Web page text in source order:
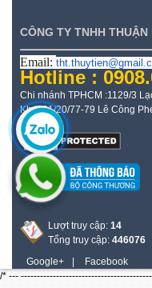
CÔNG TY TNHH THUẬN
Email:
Hotline :
Chi nhánh TPHCM :1129/3
Kho: 21/20/77-79 Lê Công
Lượt truy cập: 14
Tổng truy cập: 446076
Google+
|
Facebook
/* ---